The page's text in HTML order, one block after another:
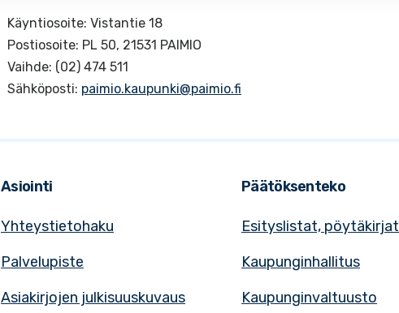
Käyntiosoite: Vistantie 18
Postiosoite: PL 50, 21531 PAIMIO
Vaihde: (02) 474 511
Sähköposti: paimio.kaupunki@paimio.fi
Asiointi
Yhteystietohaku
Palvelupiste
Asiakirjojen julkisuuskuvaus
Päätöksenteko
Esityslistat, pöytäkirjat
Kaupunginhallitus
Kaupunginvaltuusto